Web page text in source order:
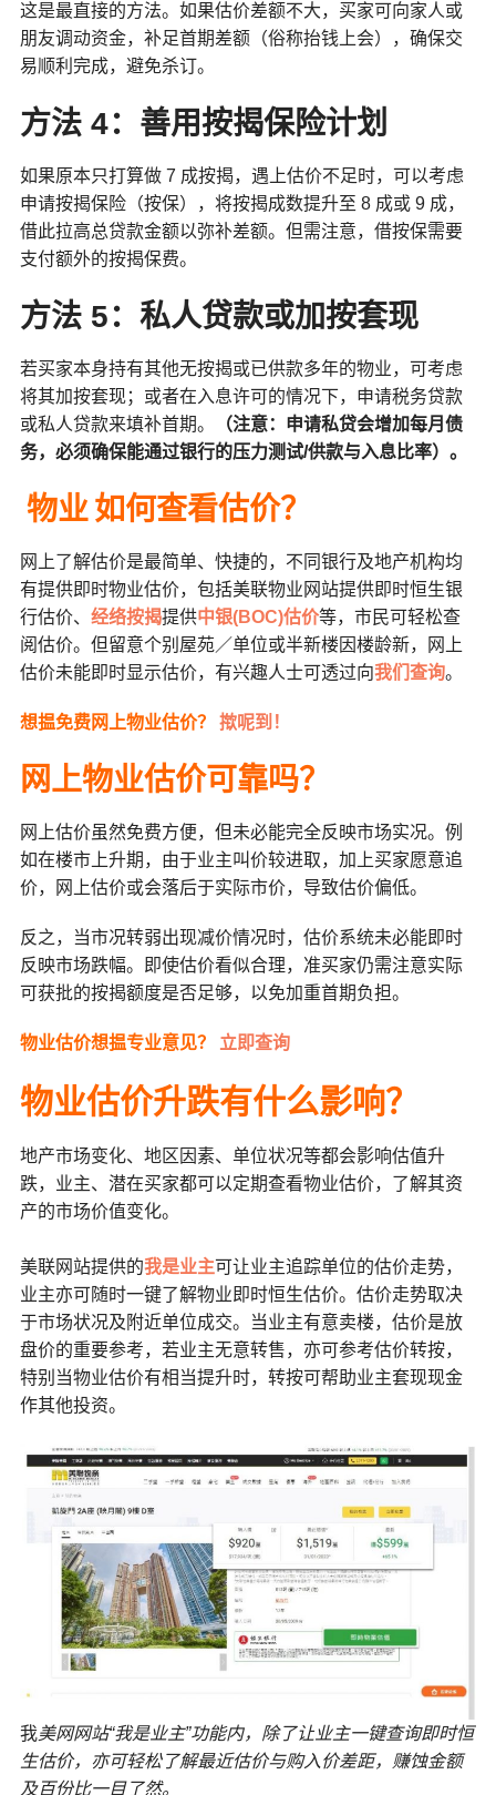
这是最直接的方法。如果估价差额不大，买家可向家人或
朋友调动资金，补足首期差额（俗称抬钱上会），确保交
易顺利完成，避免杀订。
方法 4：善用按揭保险计划
如果原本只打算做 7 成按揭，遇上估价不足时，可以考虑
申请按揭保险（按保），将按揭成数提升至 8 成或 9 成，
借此拉高总贷款金额以弥补差额。但需注意，借按保需要
支付额外的按揭保费。
方法 5：私人贷款或加按套现
若买家本身持有其他无按揭或已供款多年的物业，可考虑
将其加按套现；或者在入息许可的情况下，申请税务贷款
或私人贷款来填补首期。
（注意：申请私贷会增加每月债
务，必须确保能通过银行的压力测试/供款与入息比率）。
物业 如何查看估价？
网上了解估价是最简单、快捷的，不同银行及地产机构均
有提供即时物业估价，包括美联物业网站提供即时恒生银
行估价、 经络按揭提供中银(BOC)估价等，市民可轻松查
阅估价。但留意个别屋苑／单位或半新楼因楼龄新，网上
估价未能即时显示估价，有兴趣人士可透过向我们查询。
想揾免费网上物业估价？ 揿呢到！
网上物业估价可靠吗？
网上估价虽然免费方便，但未必能完全反映市场实况。例
如在楼市上升期，由于业主叫价较进取，加上买家愿意追
价，网上估价或会落后于实际市价，导致估价偏低。
反之，当市况转弱出现减价情况时，估价系统未必能即时
反映市场跌幅。即使估价看似合理，准买家仍需注意实际
可获批的按揭额度是否足够，以免加重首期负担。
物业估价想揾专业意见？ 立即查询
物业估价升跌有什么影响？
地产市场变化、地区因素、单位状况等都会影响估值升
跌，业主、潜在买家都可以定期查看物业估价，了解其资
产的市场价值变化。
美联网站提供的我是业主可让业主追踪单位的估价走势，
业主亦可随时一键了解物业即时恒生估价。估价走势取决
于市场状况及附近单位成交。当业主有意卖楼，估价是放
盘价的重要参考，若业主无意转售，亦可参考估价转按，
特别当物业估价有相当提升时，转按可帮助业主套现现金
作其他投资。
我美网网站“我是业主”功能内，除了让业主一键查询即时恒
生估价，亦可轻松了解最近估价与购入价差距，赚蚀金额
及百份比一目了然。